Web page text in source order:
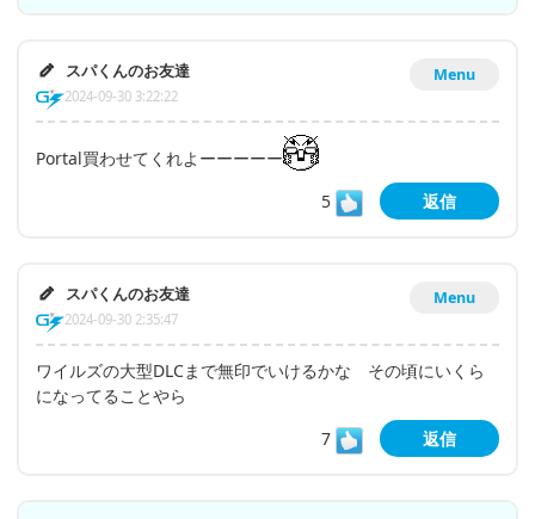
Menu
スパくんのお友達
2024-09-30 3:22:22
Portal買わせてくれよーーーーー
5
返信
Menu
スパくんのお友達
2024-09-30 2:35:47
ワイルズの大型DLCまで無印でいけるかな その頃にいくら
になってることやら
7
返信